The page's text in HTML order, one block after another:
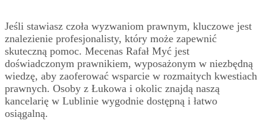
Jeśli stawiasz czoła wyzwaniom prawnym, kluczowe jest
znalezienie profesjonalisty, który może zapewnić
skuteczną pomoc. Mecenas Rafał Myć jest
doświadczonym prawnikiem, wyposażonym w niezbędną
wiedzę, aby zaoferować wsparcie w rozmaitych kwestiach
prawnych. Osoby z Łukowa i okolic znajdą naszą
kancelarię w Lublinie wygodnie dostępną i łatwo
osiągalną.